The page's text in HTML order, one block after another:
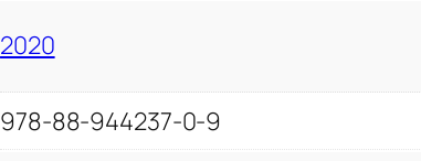
2020
978-88-944237-0-9